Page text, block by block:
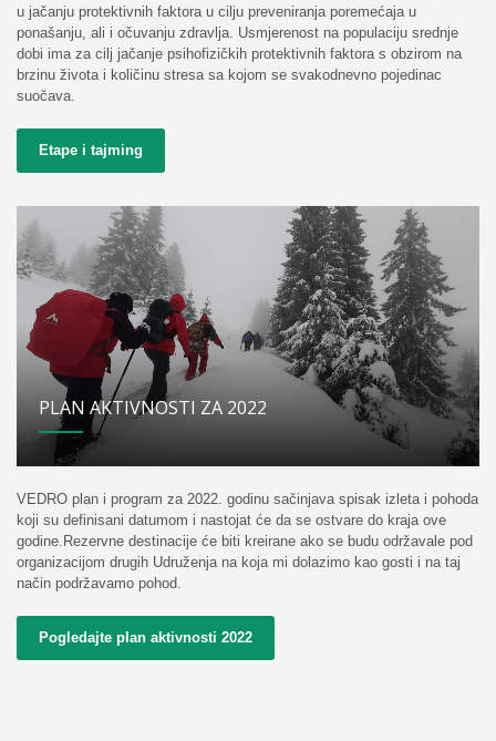
u jačanju protektivnih faktora u cilju preveniranja poremećaja u
ponašanju, ali i očuvanju zdravlja. Usmjerenost na populaciju srednje
dobi ima za cilj jačanje psihofizičkih protektivnih faktora s obzirom na
brzinu života i količinu stresa sa kojom se svakodnevno pojedinac
suočava.
Etape i tajming
PLAN AKTIVNOSTI ZA 2022
VEDRO plan i program za 2022. godinu sačinjava spisak izleta i pohoda
koji su definisani datumom i nastojat će da se ostvare do kraja ove
godine.Rezervne destinacije će biti kreirane ako se budu održavale pod
organizacijom drugih Udruženja na koja mi dolazimo kao gosti i na taj
način podržavamo pohod.
Pogledajte plan aktivnosti 2022